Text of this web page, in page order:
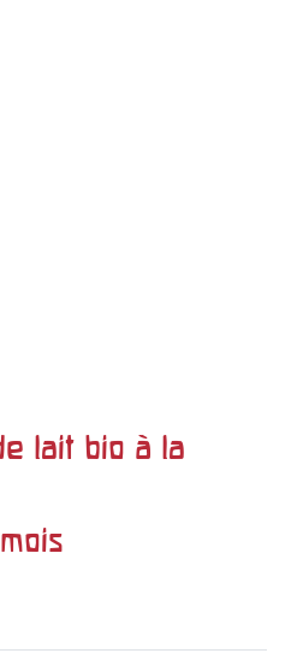
lait bio à la